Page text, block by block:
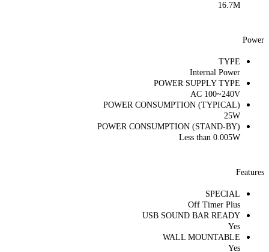
16.7M
Power
TYPE
Internal Power
POWER SUPPLY TYPE
AC 100~240V
POWER CONSUMPTION (TYPICAL)
25W
POWER CONSUMPTION (STAND-BY)
Less than 0.005W
Features
SPECIAL
Off Timer Plus
USB SOUND BAR READY
Yes
WALL MOUNTABLE
Yes